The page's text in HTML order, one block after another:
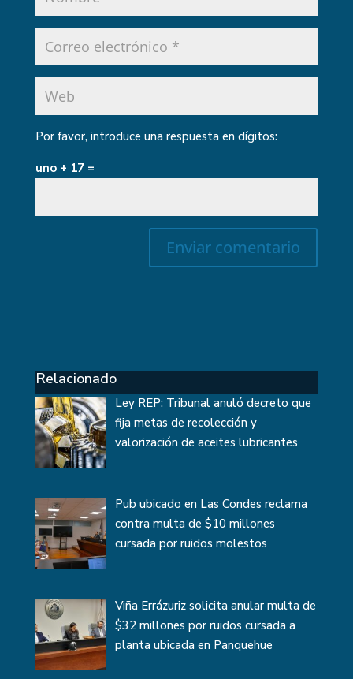
Por favor, introduce una respuesta en dígitos:
uno + 17 =
Relacionado
Ley REP: Tribunal anuló decreto que
fija metas de recolección y
valorización de aceites lubricantes
Pub ubicado en Las Condes reclama
contra multa de $10 millones
cursada por ruidos molestos
Viña Errázuriz solicita anular multa de
$32 millones por ruidos cursada a
planta ubicada en Panquehue